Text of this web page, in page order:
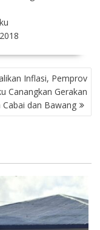
Inflasi, Pemprov
Canangkan Gerakan
Cabai dan Bawang